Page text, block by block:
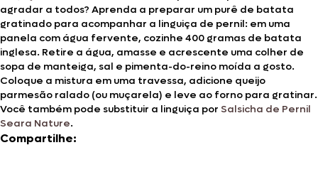
agradar a todos? Aprenda a preparar um purê de batata
gratinado para acompanhar a linguiça de pernil: em uma
panela com água fervente, cozinhe 400 gramas de batata
inglesa. Retire a água, amasse e acrescente uma colher de
sopa de manteiga, sal e pimenta-do-reino moída a gosto.
Coloque a mistura em uma travessa, adicione queijo
parmesão ralado (ou muçarela) e leve ao forno para gratinar.
Você também pode substituir a linguiça por Salsicha de Pernil
Seara Nature.
Compartilhe: